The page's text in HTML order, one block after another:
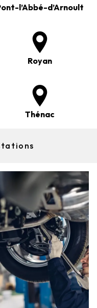
l’Abbé-d’Arnoult
Royan
Thénac